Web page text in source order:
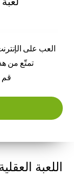
العب على
تمتّع من
قم
اللعبة